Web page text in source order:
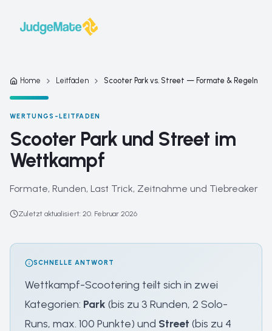
Home Leitfäden Scooter Park vs. Street — Formate & Regeln
WERTUNGS-LEITFADEN
Scooter Park und Street im
Wettkampf
Formate, Runden, Last Trick, Zeitnahme und Tiebreaker
Zuletzt aktualisiert: 20. Februar 2026
SCHNELLE ANTWORT
Wettkampf-Scootering teilt sich in zwei
Kategorien: Park (bis zu 3 Runden, 2 Solo-
Runs, max. 100 Punkte) und Street (bis zu 4